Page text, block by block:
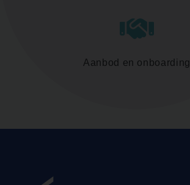
Aanbod en onboarding